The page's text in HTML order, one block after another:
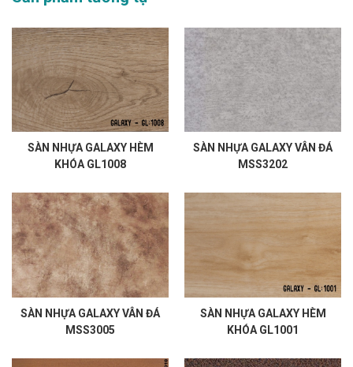
SÀN NHỰA GALAXY HÈM
KHÓA GL1008
SÀN NHỰA GALAXY VÂN ĐÁ
MSS3202
SÀN NHỰA GALAXY VÂN ĐÁ
MSS3005
SÀN NHỰA GALAXY HÈM
KHÓA GL1001